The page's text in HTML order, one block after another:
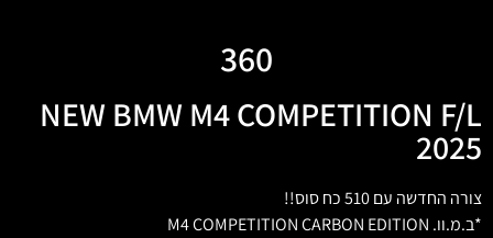
360
NEW BMW M4 COMPETITION F/L
2025
צורה החדשה עם 510 כח סוס!!
*ב.מ.וו. M4 COMPETITION CARBON EDITION